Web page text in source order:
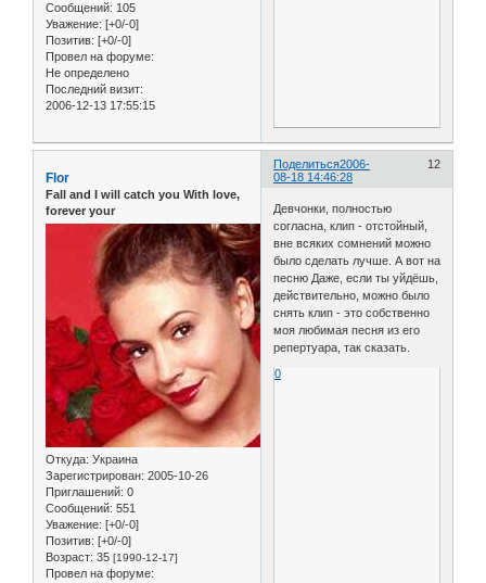
Сообщений: 105
Уважение: [+0/-0]
Позитив: [+0/-0]
Провел на форуме:
Не определено
Последний визит:
2006-12-13 17:55:15
Поделиться 12
2006-
08-18 14:46:28
Flor
Fall and I will catch you With love,
forever your
Откуда: Украина
Зарегистрирован: 2005-10-26
Приглашений: 0
Сообщений: 551
Уважение: [+0/-0]
Позитив: [+0/-0]
Возраст: 35 [1990-12-17]
Провел на форуме:
Девчонки, полностью
согласна, клип - отстойный,
вне всяких сомнений можно
было сделать лучше. А вот на
песню Даже, если ты уйдёшь,
действительно, можно было
снять клип - это собственно
моя любимая песня из его
репертуара, так сказать.
0